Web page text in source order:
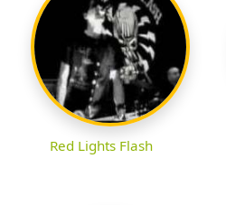
Red Lights Flash